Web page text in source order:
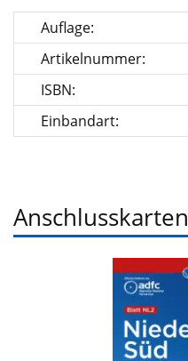
Auflage:
Artikelnummer:
ISBN:
Einbandart:
Anschlusskarten